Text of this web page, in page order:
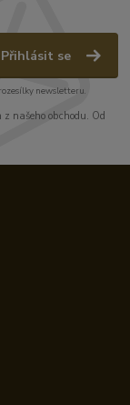
Přihlásit se
newsletteru.
našeho obchodu. Od